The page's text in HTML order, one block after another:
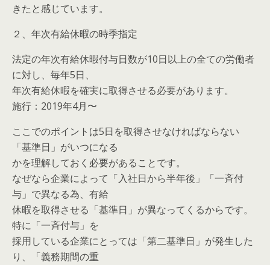
きたと感じています。
２、年次有給休暇の時季指定
法定の年次有給休暇付与日数が10日以上の全ての労働者
に対し、毎年5日、
年次有給休暇を確実に取得させる必要があります。
施行：2019年4月〜
ここでのポイントは5日を取得させなければならない
「基準日」がいつになる
かを理解しておく必要があることです。
なぜなら企業によって「入社日から半年後」「一斉付
与」で異なる為、有給
休暇を取得させる「基準日」が異なってくるからです。
特に「一斉付与」を
採用している企業にとっては「第二基準日」が発生した
り、「義務期間の重